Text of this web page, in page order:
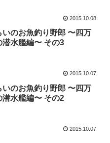
2015.10.08
いのお魚釣り野郎 〜四万
潜水艦編〜 その3
2015.10.07
いのお魚釣り野郎 〜四万
潜水艦編〜 その2
2015.10.07